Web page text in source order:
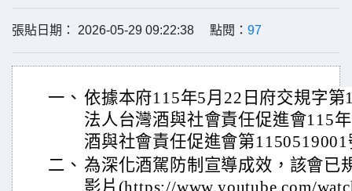
張貼日期： 2026-05-29 09:22:38 點閱： 97
一、 依據本府115年5月22日府交規字第
法人台灣酒與社會責任促進會115
酒與社會責任促進會第
二、 為深化酒駕防制宣導成效，該會已
影片(https://www.youtube.com/